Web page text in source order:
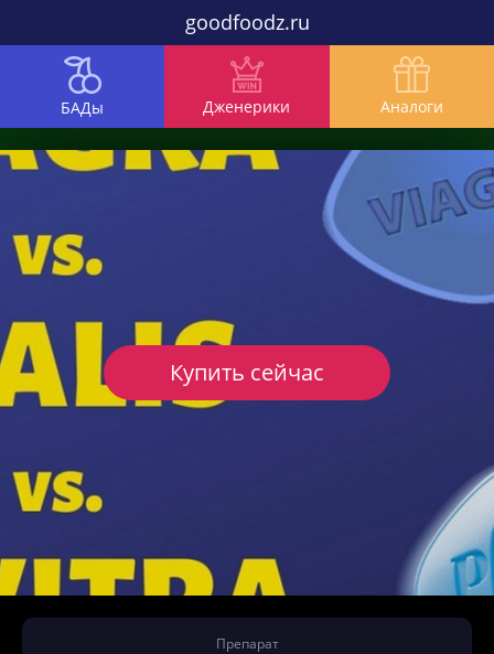
goodfoodz.ru
БАДы Дженерики Аналоги
Препарат
Купить сейчас